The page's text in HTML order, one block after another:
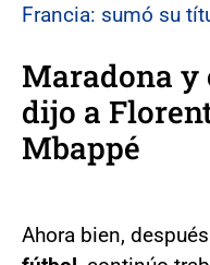
Francia: sumó su
Maradona y
dijo a
Mbappé
Ahora bien,